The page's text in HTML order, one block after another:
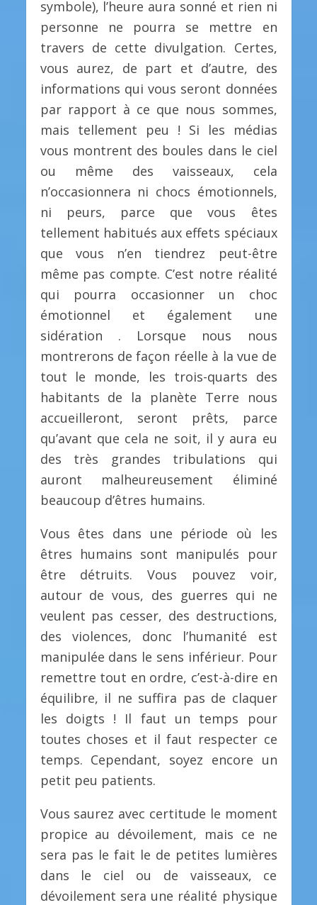
symbole), l’heure aura sonné et rien ni
personne ne pourra se mettre en
travers de cette divulgation. Certes,
vous aurez, de part et d’autre, des
informations qui vous seront données
par rapport à ce que nous sommes,
mais tellement peu ! Si les médias
vous montrent des boules dans le ciel
ou même des vaisseaux, cela
n’occasionnera ni chocs émotionnels,
ni peurs, parce que vous êtes
tellement habitués aux effets spéciaux
que vous n’en tiendrez peut-être
même pas compte. C’est notre réalité
qui pourra occasionner un choc
émotionnel et également une
sidération . Lorsque nous nous
montrerons de façon réelle à la vue de
tout le monde, les trois-quarts des
habitants de la planète Terre nous
accueilleront, seront prêts, parce
qu’avant que cela ne soit, il y aura eu
des très grandes tribulations qui
auront malheureusement éliminé
beaucoup d’êtres humains.
Vous êtes dans une période où les
êtres humains sont manipulés pour
être détruits. Vous pouvez voir,
autour de vous, des guerres qui ne
veulent pas cesser, des destructions,
des violences, donc l’humanité est
manipulée dans le sens inférieur. Pour
remettre tout en ordre, c’est-à-dire en
équilibre, il ne suffira pas de claquer
les doigts ! Il faut un temps pour
toutes choses et il faut respecter ce
temps. Cependant, soyez encore un
petit peu patients.
Vous saurez avec certitude le moment
propice au dévoilement, mais ce ne
sera pas le fait le de petites lumières
dans le ciel ou de vaisseaux, ce
dévoilement sera une réalité physique